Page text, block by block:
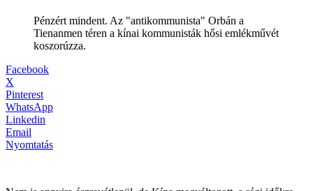
Pénzért mindent. Az "antikommunista" Orbán a
Tienanmen téren a kínai kommunisták hősi emlékművét
koszorúzza.
Facebook
X
Pinterest
WhatsApp
Linkedin
Email
Nyomtatás